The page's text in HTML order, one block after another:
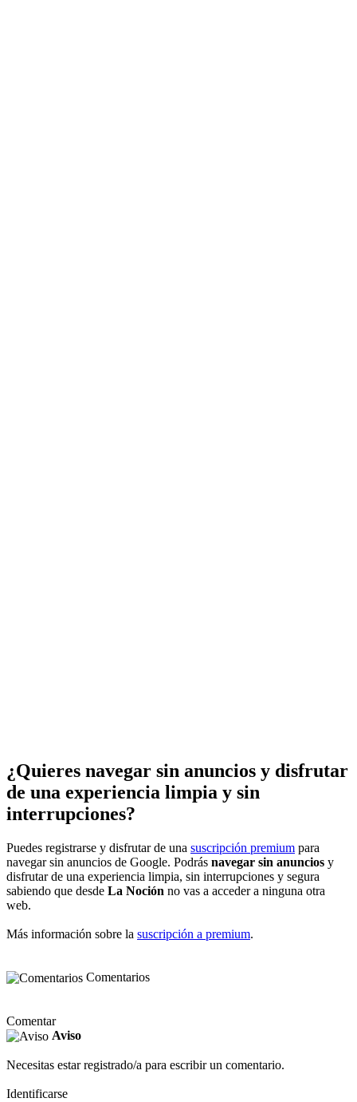
¿Quieres navegar sin anuncios y disfrutar
de una experiencia limpia y sin
interrupciones?
Puedes registrarse y disfrutar de una suscripción premium para
navegar sin anuncios de Google. Podrás navegar sin anuncios y
disfrutar de una experiencia limpia, sin interrupciones y segura
sabiendo que desde La Noción no vas a acceder a ninguna otra
web.
Más información sobre la suscripción a premium.
Comentarios
Comentar
Aviso
Necesitas estar registrado/a para escribir un comentario.
Identificarse